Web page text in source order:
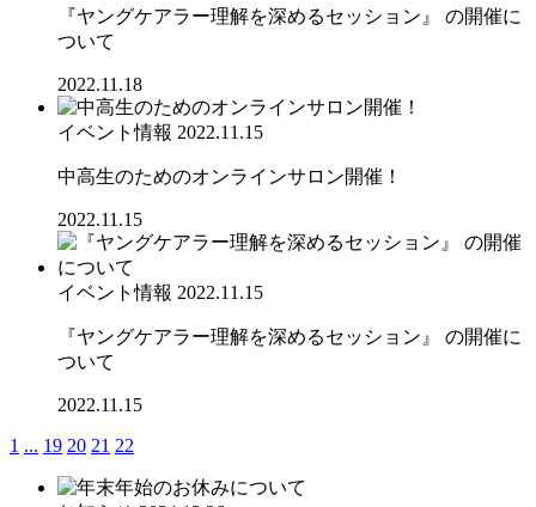
『ヤングケアラー理解を深めるセッション』 の開催に
ついて
2022.11.18
イベント情報 2022.11.15
中高生のためのオンラインサロン開催！
2022.11.15
イベント情報 2022.11.15
『ヤングケアラー理解を深めるセッション』 の開催に
ついて
2022.11.15
1 ... 19 20 21 22